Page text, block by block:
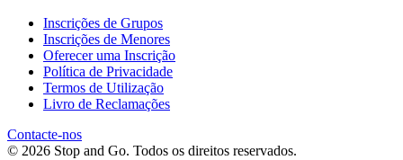
Inscrições de Grupos
Inscrições de Menores
Oferecer uma Inscrição
Política de Privacidade
Termos de Utilização
Livro de Reclamações
Contacte-nos
© 2026 Stop and Go. Todos os direitos reservados.